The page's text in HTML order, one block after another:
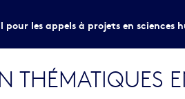
pour les appels à projets en
THÉMATIQUES